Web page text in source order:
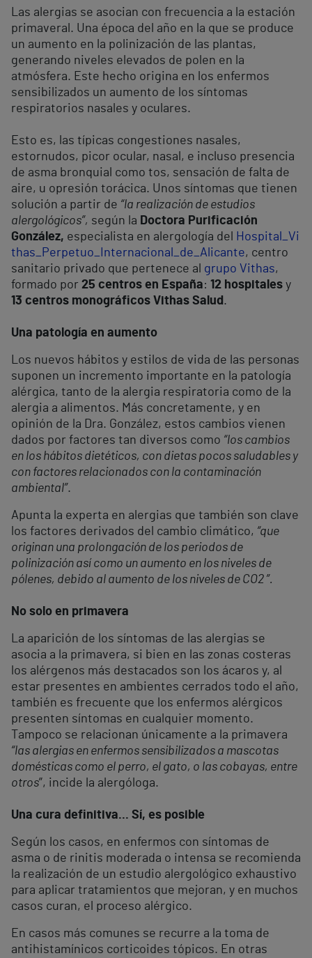
Las alergias se asocian con frecuencia a la estación
primaveral. Una época del año en la que se produce
un aumento en la polinización de las plantas,
generando niveles elevados de polen en la
atmósfera. Este hecho origina en los enfermos
sensibilizados un aumento de los síntomas
respiratorios nasales y oculares.
Esto es, las típicas congestiones nasales,
estornudos, picor ocular, nasal, e incluso presencia
de asma bronquial como tos, sensación de falta de
aire, u opresión torácica. Unos síntomas que tienen
solución a partir de “la realización de estudios
alergológicos”, según la Doctora Purificación
González, especialista en alergología del
Hospital_Vi
thas_Perpetuo_Internacional_de_Alicante, centro
sanitario privado que pertenece al grupo Vithas,
formado por 25 centros en España: 12 hospitales y
13 centros monográficos Vithas Salud .
Una patología en aumento
Los nuevos hábitos y estilos de vida de las personas
suponen un incremento importante en la patología
alérgica, tanto de la alergia respiratoria como de la
alergia a alimentos. Más concretamente, y en
opinión de la Dra. González, estos cambios vienen
dados por factores tan diversos como “los cambios
en los hábitos dietéticos, con dietas pocos saludables y
con factores relacionados con la contaminación
ambiental”.
Apunta la experta en alergias que también son clave
los factores derivados del cambio climático, “que
originan una prolongación de los periodos de
polinización así como un aumento en los niveles de
pólenes, debido al aumento de los niveles de CO2 ”.
No solo en primavera
La aparición de los síntomas de las alergias se
asocia a la primavera, si bien en las zonas costeras
los alérgenos más destacados son los ácaros y, al
estar presentes en ambientes cerrados todo el año,
también es frecuente que los enfermos alérgicos
presenten síntomas en cualquier momento.
Tampoco se relacionan únicamente a la primavera
“las alergias en enfermos sensibilizados a mascotas
domésticas como el perro, el gato, o las cobayas, entre
otros”, incide la alergóloga.
Una cura definitiva... Sí, es posible
Según los casos, en enfermos con síntomas de
asma o de rinitis moderada o intensa se recomienda
la realización de un estudio alergológico exhaustivo
para aplicar tratamientos que mejoran, y en muchos
casos curan, el proceso alérgico.
En casos más comunes se recurre a la toma de
antihistamínicos corticoides tópicos. En otras